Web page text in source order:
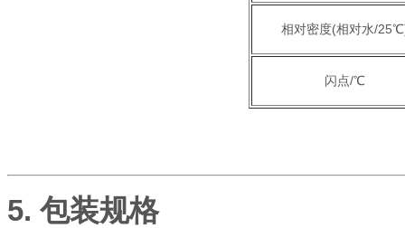
相对密度(相对水/
闪点/℃
5. 包装规格